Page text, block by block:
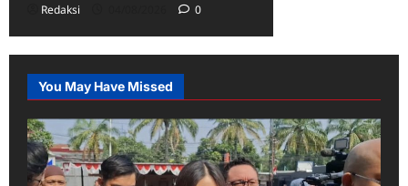
Redaksi 0
You May Have Missed